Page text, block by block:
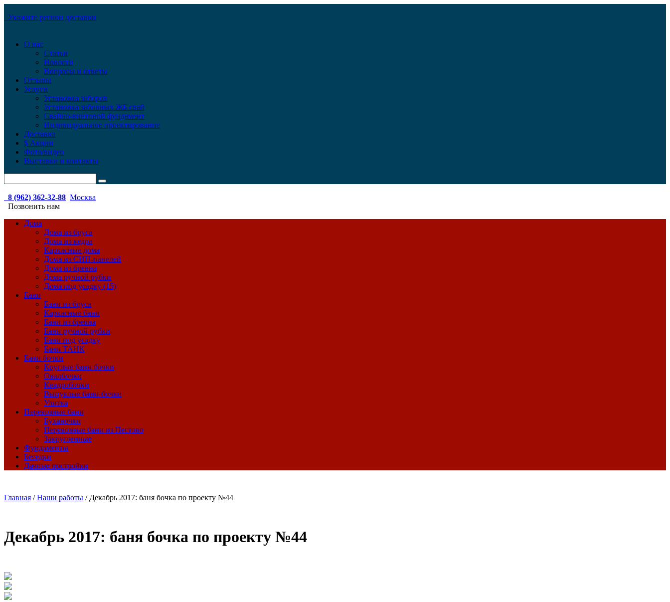
Укажите регион доставки
О нас
Статьи
Новости
Вопросы и ответы
Отзывы
Услуги
Установка заборов
Установка забивных ЖБ свай
Свайно-винтовой фундамент
Индивидуальное проектирование
Доставка
$ Акции
Фото/видео
Выставки и контакты
8 (962) 362-32-88 Москва
Позвонить нам
Дома
Дома из бруса
Дома из кедра
Каркасные дома
Дома из СИП-панелей
Дома из бревна
Дома ручной рубки
Дома под усадку (15)
Бани
Бани из бруса
Каркасные бани
Бани из бревна
Бани ручной рубки
Бани под усадку
Бани ТАНК
Бани бочки
Круглые бани бочки
Овалбочки
Квадробочки
Выпуклые бани-бочки
Улитка
Перевозные бани
Буханочки
Перевозные бани из Пестово
Закругленные
Фундаменты
Беседки
Дачные постройки
Главная /Наши работы / Декабрь 2017: баня бочка по проекту №44
Декабрь 2017: баня бочка по проекту №44